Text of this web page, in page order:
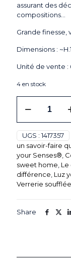
assurant des
compositions…
Grande finesse,
Dimensions :
Unité de vente :
4 en stock
de
verre
creux
-
verre
clair,
strié,
verticale
UGS :1417357
un savoir-faire
your Senses®
sweet home Le
différence Luz
Verrerie
Share